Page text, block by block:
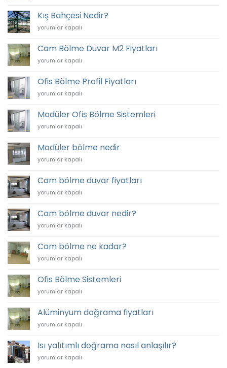
soğuk
olur
mu?
Kış Bahçesi Nedir?
Kış
Nedir?
için
yorumlar kapalı
Cam Bölme Duvar M2 Fiyatları
Cam
Duvar
M2
Fiyatları
yorumlar kapalı
Ofis Bölme Profil Fiyatları
Ofis
Profil
Fiyatları
için
yorumlar kapalı
Modüler Ofis Bölme Sistemleri
Modüler
Bölme
Sistemleri
için
yorumlar kapalı
Modüler bölme nedir
Modüler
nedir
için
yorumlar kapalı
Cam bölme duvar fiyatları
Cam
duvar
fiyatları
için
yorumlar kapalı
Cam bölme duvar nedir?
Cam
duvar
nedir?
için
yorumlar kapalı
Cam bölme ne kadar?
Cam
ne
kadar?
için
yorumlar kapalı
Ofis Bölme Sistemleri
Ofis
Sistemleri
için
yorumlar kapalı
Alüminyum doğrama fiyatları
Alüminyum
fiyatları
için
yorumlar kapalı
Isı yalıtımlı doğrama nasıl anlaşılır?
Isı
yorumlar kapalı